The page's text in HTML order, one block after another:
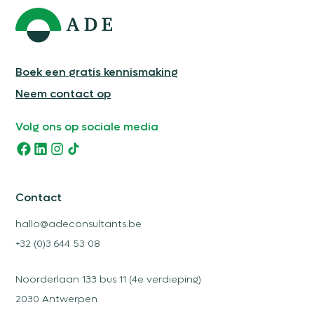
Boek een gratis kennismaking
Neem contact op
Volg ons op sociale media
Contact
hallo@adeconsultants.be
+32 (0)3 644 53 08
Noorderlaan 133 bus 11 (4e verdieping)
2030 Antwerpen